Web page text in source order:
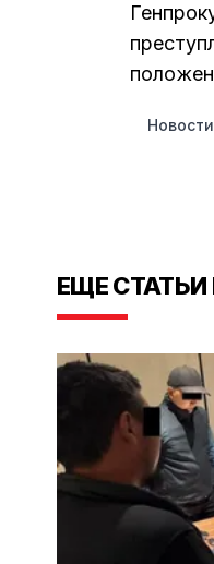
Новости
ЕЩЕ СТАТЬИ